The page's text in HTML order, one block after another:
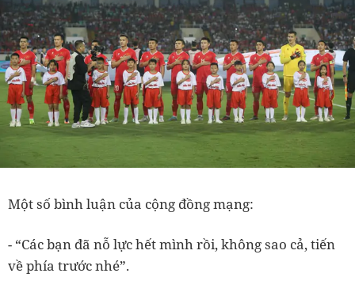
Một số bình luận của cộng đồng mạng:
- “Các bạn đã nỗ lực hết mình rồi, không sao cả, tiến
về phía trước nhé”.